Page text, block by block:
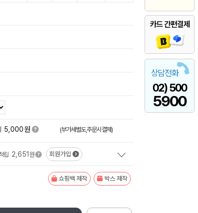
카드 간편결제
상담전화
02) 500
5900
5,000원 (부가세별도,주문시결제)
립 2,651 원 회원가입
쇼핑백 제작 박스 제작